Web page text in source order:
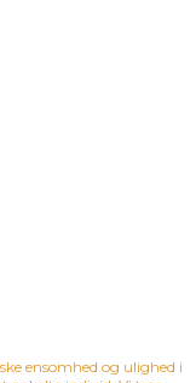
ensomhed og ulighed i